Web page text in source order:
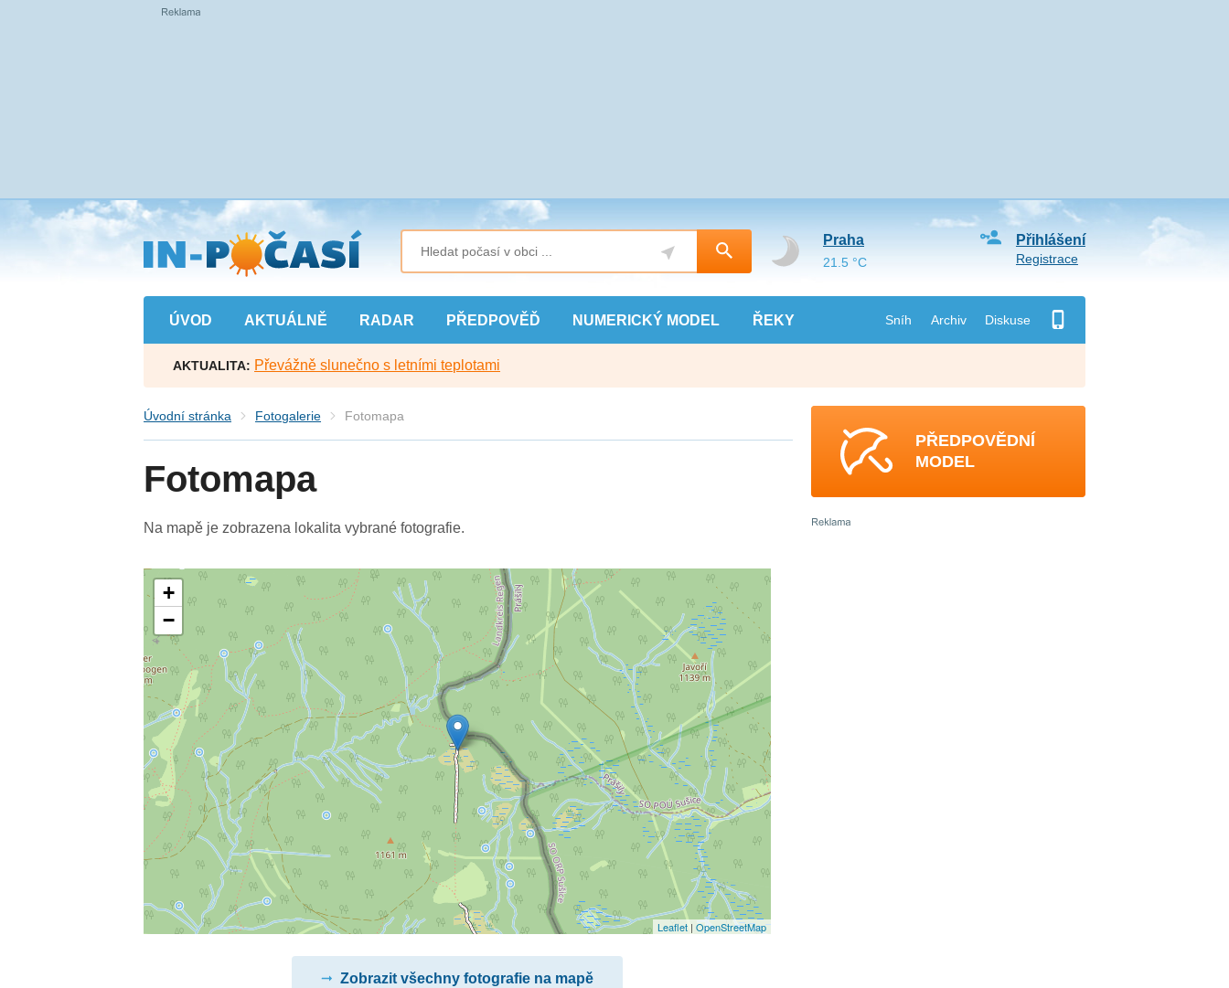
Přejít
na
hlavní
obsah
ÚVOD AKTUÁLNĚ RADAR PŘEDPOVĚĎ NUMERICKÝ MODEL ŘEKY Sníh Archiv Diskuse
Přihlášení
Registrace
Praha
21.5 °C
AKTUALITA: Převážně slunečno s letními teplotami
Úvodní stránka Fotogalerie Fotomapa
Fotomapa
Na mapě je zobrazena lokalita vybrané fotografie.
+
−
Leaflet| OpenStreetMap
Zobrazit všechny fotografie na mapě
PŘEDPOVĚDNÍ
MODEL